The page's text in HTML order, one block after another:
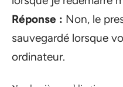
Réponse : Non, le
sauvegardé lorsque
ordinateur.